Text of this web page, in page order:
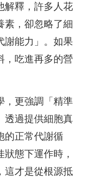
解釋，許多人花
素，卻忽略了細
謝能力」。如果
，吃進再多的營
，更強調「精準
透過提供細胞真
的正常代謝循
態下運作時，
這才是從根源抵